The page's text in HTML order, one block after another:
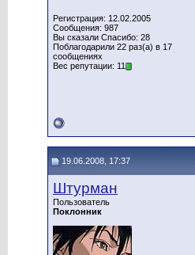
Регистрация: 12.02.2005
Сообщения: 987
Вы сказали Спасибо: 28
Поблагодарили 22 раз(а) в 17
сообщениях
Вес репутации: 11
19.06.2008, 17:37
Штурман
Пользователь
Поклонник